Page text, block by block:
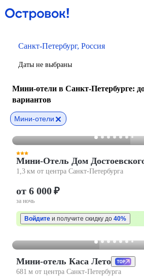
Санкт-Петербург, Россия
Даты не выбраны
Мини-отели в Санкт-Петербурге:
вариантов
Мини-отели
Мини-Отель Дом
1,3 км от центра Санкт-Петербурга
от 6 000 ₽
за ночь
Войдите и получите скидку до 40%
Мини-отель Каса Лето
681 м от центра Санкт-Петербурга